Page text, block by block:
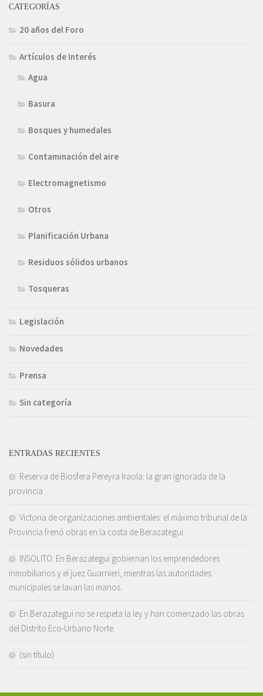
CATEGORÍAS
20 años del Foro
Artículos de Interés
Agua
Basura
Bosques y humedales
Contaminación del aire
Electromagnetismo
Otros
Planificación Urbana
Residuos sólidos urbanos
Tosqueras
Legislación
Novedades
Prensa
Sin categoría
ENTRADAS RECIENTES
Reserva de Biosfera Pereyra Iraola: la gran ignorada de la
provincia
Victoria de organizaciones ambientales: el máximo tribunal de la
Provincia frenó obras en la costa de Berazategui.
INSOLITO. En Berazategui gobiernan los emprendedores
inmobiliarios y el juez Guarnieri, mientras las autoridades
municipales se lavan las manos.
En Berazategui no se respeta la ley y han comenzado las obras
del Distrito Eco-Urbano Norte.
(sin título)